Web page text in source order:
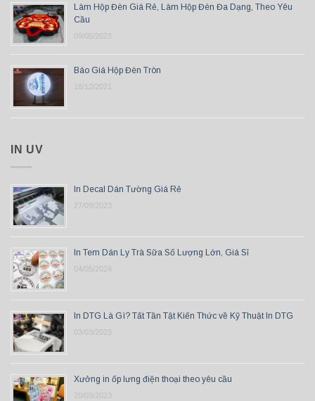
Làm Hộp Đèn Giá Rẻ, Làm Hộp Đèn Đa Dạng, Theo Yêu
Cầu
09/05/2023
Báo Giá Hộp Đèn Tròn
18/12/2021
IN UV
In Decal Dán Tường Giá Rẻ
27/09/2023
In Tem Dán Ly Trà Sữa Số Lượng Lớn, Giá Sỉ
04/05/2024
In DTG Là Gì? Tất Tần Tật Kiến Thức về Kỹ Thuật In DTG
03/03/2023
Xưởng in ốp lưng điện thoại theo yêu cầu
20/03/2023